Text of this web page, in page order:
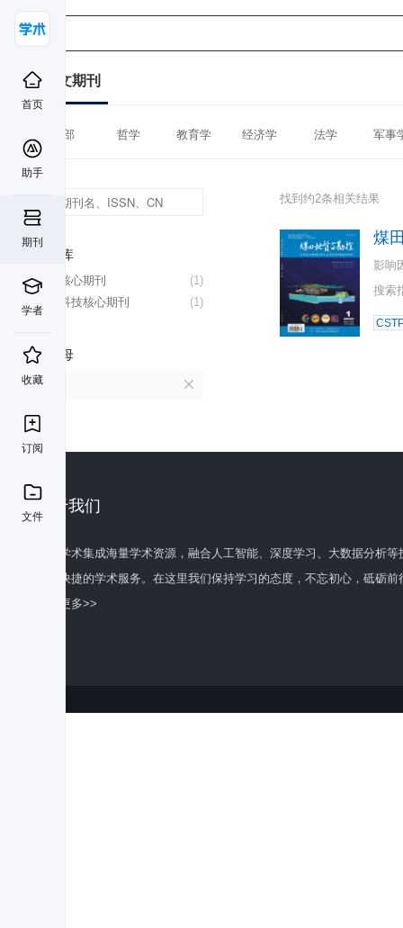
首页
助手
期刊
学者
收藏
订阅
文件
中文期刊
全部 哲学 教育学 经济学 法学 军事
数据库
(1)
北大核心期刊
(1)
中国科技核心期刊
首字母
M
找到约2条相关结果
煤
影响
搜索
关于我们
百度学术集成海量学术资源，融合人工智能、深度学习、大数据分析
全面快捷的学术服务。在这里我们保持学习的态度，不忘初心，砥砺前
了解更多>>